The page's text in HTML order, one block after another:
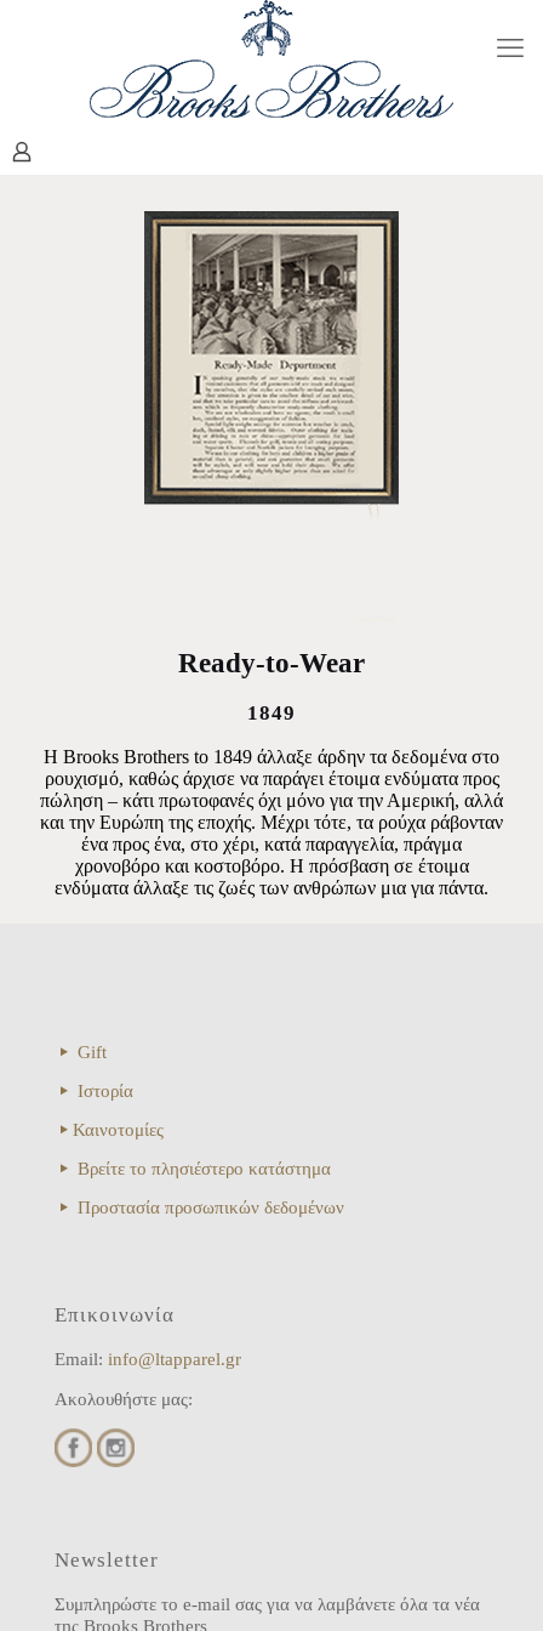
Ready-to-Wear
1849
Η Brooks Brothers to 1849 άλλαξε άρδην τα δεδομένα στο
ρουχισμό, καθώς άρχισε να παράγει έτοιμα ενδύματα προς
πώληση – κάτι πρωτοφανές όχι μόνο για την Αμερική, αλλά
και την Ευρώπη της εποχής. Μέχρι τότε, τα ρούχα ράβονταν
ένα προς ένα, στο χέρι, κατά παραγγελία, πράγμα
χρονοβόρο και κοστοβόρο. Η πρόσβαση σε έτοιμα
ενδύματα άλλαξε τις ζωές των ανθρώπων μια για πάντα.
Gift
Ιστορία
Καινοτομίες
Βρείτε το πλησιέστερο κατάστημα
Προστασία προσωπικών δεδομένων
Επικοινωνία
Email: info@ltapparel.gr
Ακολουθήστε μας:
Newsletter
Συμπληρώστε το e-mail σας για να λαμβάνετε όλα τα νέα
της Brooks Brothers